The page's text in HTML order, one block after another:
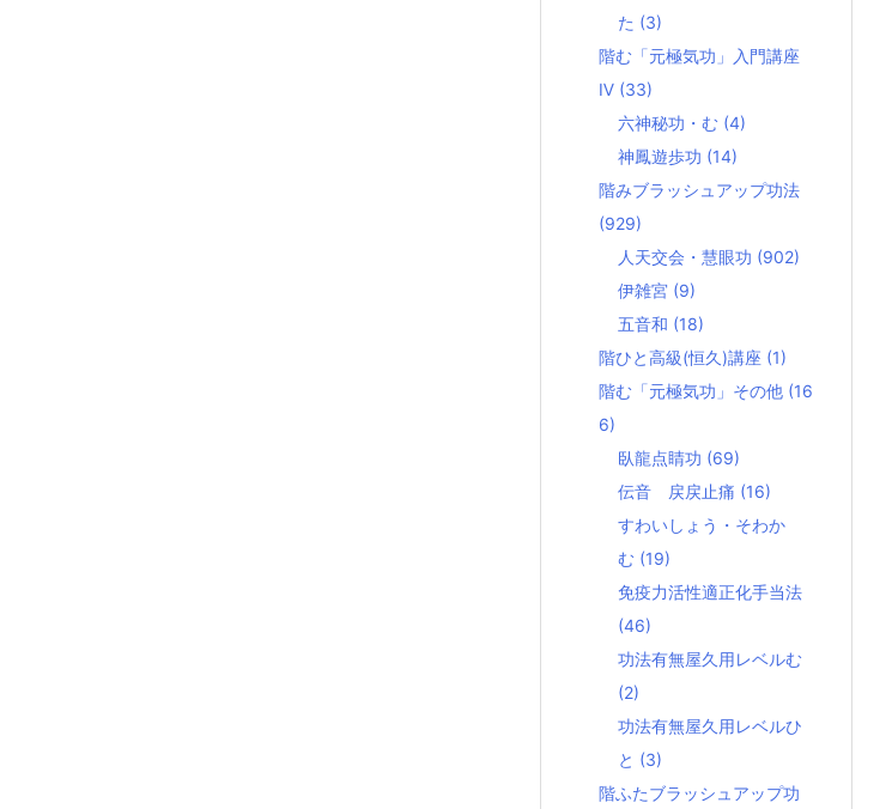
た (3)
階む「元極気功」入門講座
Ⅳ (33)
六神秘功・む (4)
神鳳遊歩功 (14)
階みブラッシュアップ功法
(929)
人天交会・慧眼功 (902)
伊雑宮 (9)
五音和 (18)
階ひと高級(恒久)講座 (1)
階む「元極気功」その他 (16
6)
臥龍点睛功 (69)
伝音 戻戻止痛 (16)
すわいしょう・そわか
む (19)
免疫力活性適正化手当法
(46)
功法有無屋久用レベルむ
(2)
功法有無屋久用レベルひ
と (3)
階ふたブラッシュアップ功